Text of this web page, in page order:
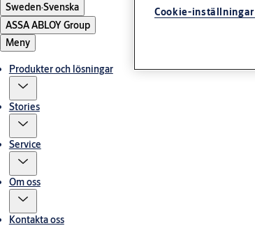
Sweden·Svenska
ASSA ABLOY Group
Meny
Produkter och lösningar
Stories
Service
Om oss
Kontakta oss
Cookie-inställningar